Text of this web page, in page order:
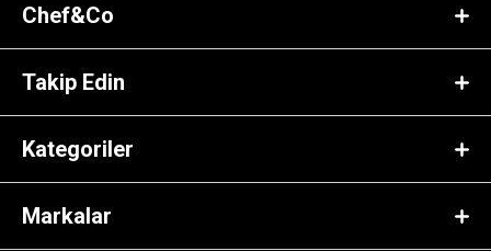
Chef&Co
Takip Edin
Kategoriler
Markalar